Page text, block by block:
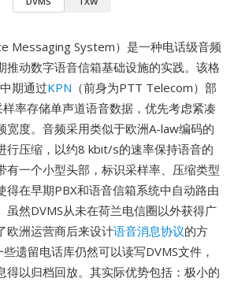
Messaging System）是一种电话级音频
推动数字语音信箱基础设施的实践。该格
期通过KPN （前身为PTT Telecom）部
率存储单声道语音数据，优先考虑紧凑
宽度。音频采用类似于欧洲A-law编码的
行压缩，以约8 kbit/s的速率保持语音的
有一个小型头部，标识采样率、压缩类型
得在早期PBX和语音信箱系统中自动路由
虽然DVMS从未在荷兰电信圈以外获得广
欧洲运营商后来设计语音消息协议的方
遗留电话库仍然可以读写DVMS文件，
得以归档回放。其实际优势包括：极小的